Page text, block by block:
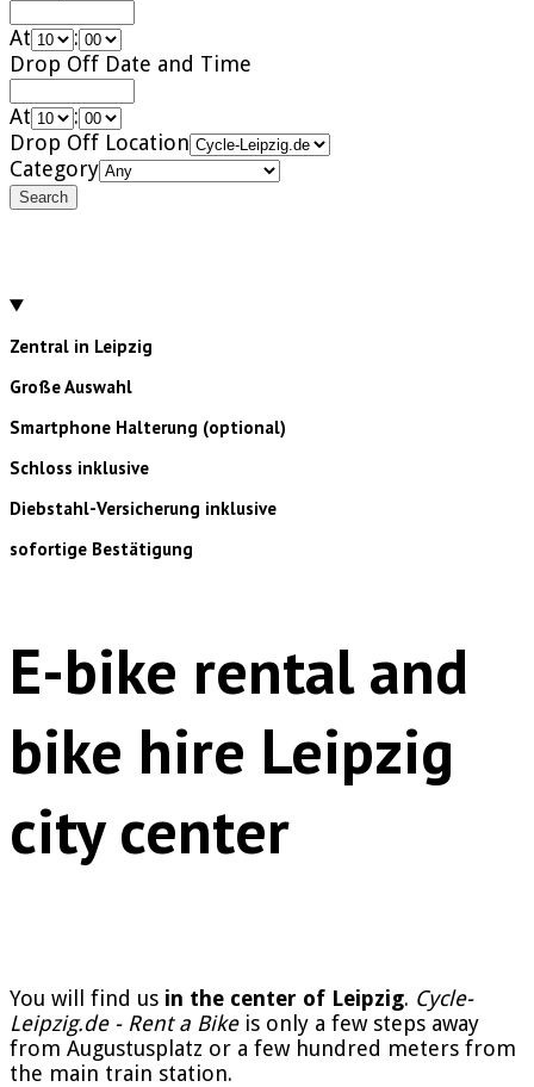
At
:
Drop Off Date and Time
At
:
Drop Off Location
Category
Search
Zentral in Leipzig
Große Auswahl
Smartphone Halterung (optional)
Schloss inklusive
Diebstahl-Versicherung inklusive
sofortige Bestätigung
E-bike rental and
bike hire Leipzig
city center
You will find us in the center of Leipzig. Cycle-
Leipzig.de - Rent a Bikeis only a few steps away
from Augustusplatz or a few hundred meters from
the main train station.